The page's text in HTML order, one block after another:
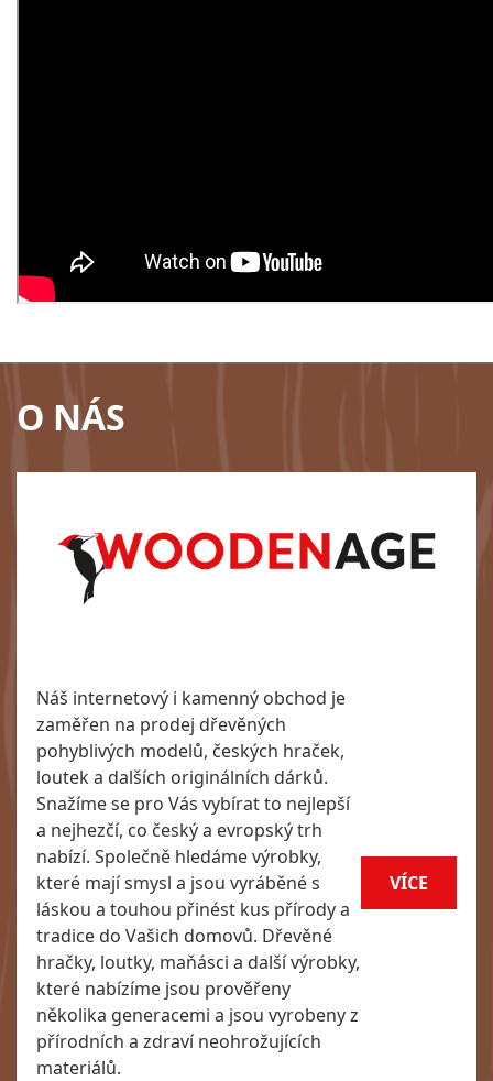
O NÁS
Náš internetový i kamenný obchod je
zaměřen na prodej dřevěných
pohyblivých modelů, českých hraček,
loutek a dalších originálních dárků.
Snažíme se pro Vás vybírat to nejlepší
a nejhezčí, co český a evropský trh
nabízí. Společně hledáme výrobky,
které mají smysl a jsou vyráběné s
láskou a touhou přinést kus přírody a
tradice do Vašich domovů. Dřevěné
hračky, loutky, maňásci a další výrobky,
které nabízíme jsou prověřeny
několika generacemi a jsou vyrobeny z
přírodních a zdraví neohrožujících
materiálů.
VÍCE